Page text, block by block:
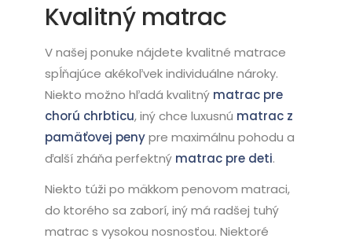
Kvalitný matrac
V našej ponuke nájdete kvalitné matrace
spĺňajúce akékoľvek individuálne nároky.
Niekto možno hľadá kvalitný matrac pre
chorú chrbticu, iný chce luxusnú matrac z
pamäťovej penypre maximálnu pohodu a
ďalší zháňa perfektný matrac pre deti.
Niekto túži po mäkkom penovom matraci,
do ktorého sa zaborí, iný má radšej tuhý
matrac s vysokou nosnosťou. Niektoré